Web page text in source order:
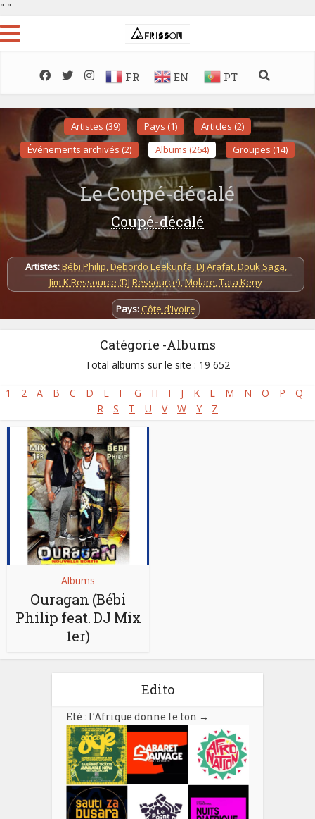
" "
FR EN PT
Artistes (39) Pays (1)
Articles (2)
Événements archivés (2)
Albums (264) Groupes (14)
Le Coupé-décalé
Coupé-décalé
Artistes:Bébi Philip,Debordo Leekunfa,DJ Arafat,Douk Saga,
Jim K Ressource (DJ Ressource),Molare,Tata Keny
Pays: Côte d'Ivoire
Catégorie -Albums
Total albums sur le site : 19 652
1 2 A B C D E F G H I J K L M N O P
Q
R
S T U V W Y Z
Albums
Ouragan (Bébi
Philip feat. DJ Mix
1er)
Edito
Eté : l’Afrique donne le ton →